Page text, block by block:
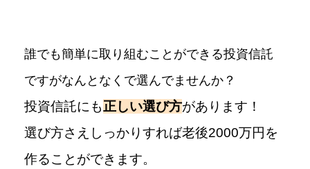
誰でも簡単に取り組むことができる投資信託
ですがなんとなくで選んでませんか？
投資信託にも正しい選び方があります！
選び方さえしっかりすれば老後2000万円を
作ることができます。